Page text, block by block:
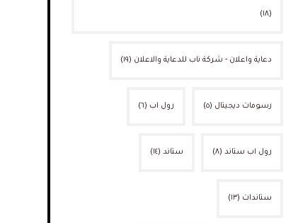
(١٨)
دعاية واعلان - شركة ناب للدعاية والاعلان (١٩)
رسومات ديجيتال (٥) رول اب (٦)
رول اب ستاند(٨) ستاند(١٤)
ستاندات (١٣)